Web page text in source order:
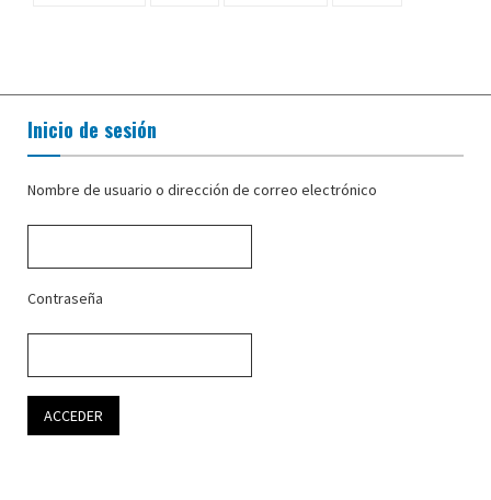
Inicio de sesión
Nombre de usuario o dirección de correo electrónico
Contraseña